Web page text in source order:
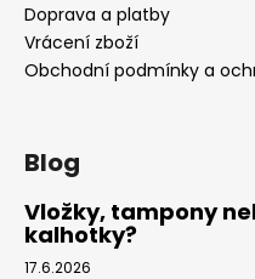
Doprava a platby
Vrácení zboží
Obchodní podmínky a
Blog
Vložky, tampony
kalhotky?
17.6.2026